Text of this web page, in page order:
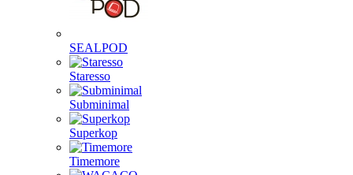
SEALPOD
Staresso
Subminimal
Superkop
Timemore